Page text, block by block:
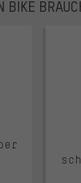
BIKE